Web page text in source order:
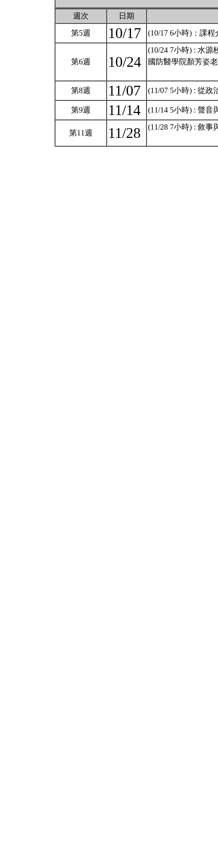
週次 日期
第5週 10/17 (10/17 6小時)：課
第6週 10/24
(10/24 7小時) : 水
國防醫學院顏芳姿
第8週 11/07 (11/07 5小時) : 從
第9週 11/14 (11/14 5小時) : 聲
第11週 11/28 (11/28 7小時) : 敘